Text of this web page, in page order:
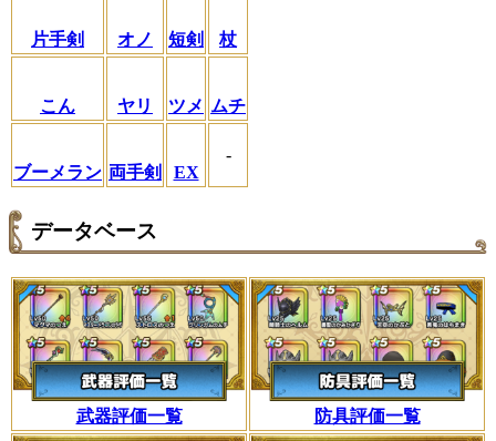
片手剣 オノ 短剣 杖
こん ヤリ ツメ ムチ
ブーメラン 両手剣 EX
-
データベース
武器評価一覧 防具評価一覧